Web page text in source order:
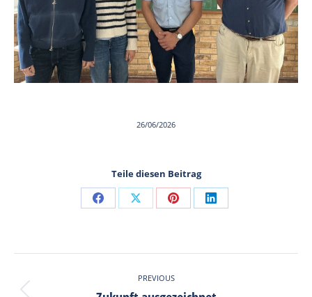
26/06/2026
Teile diesen Beitrag
Share
Facebook
Share
X
Share
Pinterest
Share
LinkedIn
PREVIOUS